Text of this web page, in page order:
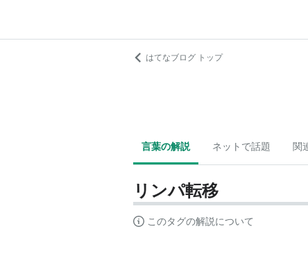
はてなブログ トップ
言葉の解説 ネットで話題 関
リンパ転移
このタグの解説について